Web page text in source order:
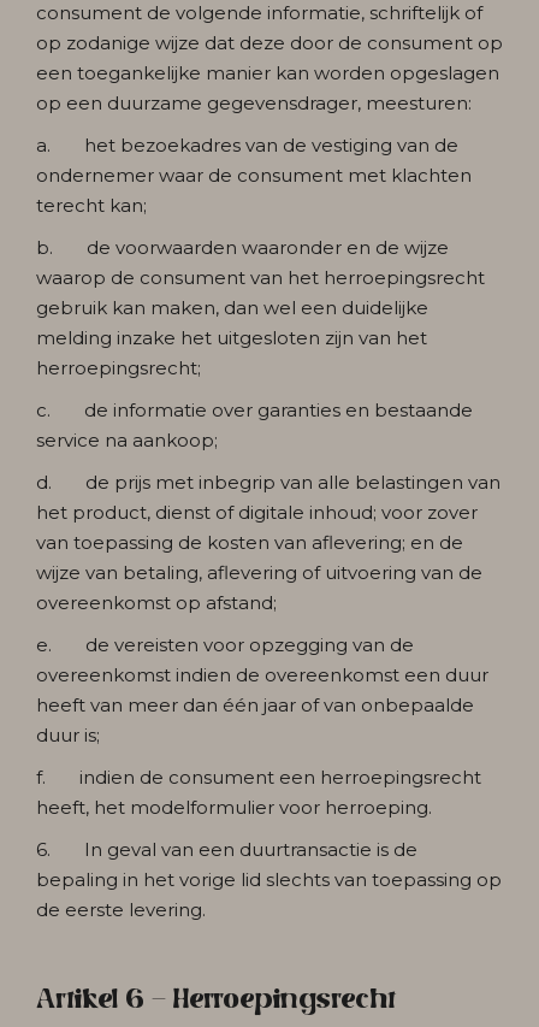
consument de volgende informatie, schriftelijk of
op zodanige wijze dat deze door de consument op
een toegankelijke manier kan worden opgeslagen
op een duurzame gegevensdrager, meesturen:
a. het bezoekadres van de vestiging van de
ondernemer waar de consument met klachten
terecht kan;
b. de voorwaarden waaronder en de wijze
waarop de consument van het herroepingsrecht
gebruik kan maken, dan wel een duidelijke
melding inzake het uitgesloten zijn van het
herroepingsrecht;
c. de informatie over garanties en bestaande
service na aankoop;
d. de prijs met inbegrip van alle belastingen van
het product, dienst of digitale inhoud; voor zover
van toepassing de kosten van aflevering; en de
wijze van betaling, aflevering of uitvoering van de
overeenkomst op afstand;
e. de vereisten voor opzegging van de
overeenkomst indien de overeenkomst een duur
heeft van meer dan één jaar of van onbepaalde
duur is;
f. indien de consument een herroepingsrecht
heeft, het modelformulier voor herroeping.
6. In geval van een duurtransactie is de
bepaling in het vorige lid slechts van toepassing op
de eerste levering.
Artikel 6 - Herroepingsrecht